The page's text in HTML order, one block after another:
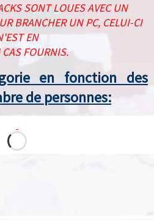
SONT LOUES AVEC UN
BRANCHER UN PC, CELUI-CI
EN
FOURNIS.
en fonction des
de personnes: